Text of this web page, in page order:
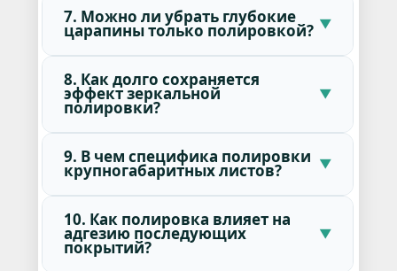
7. Можно ли убрать глубокие
царапины только полировкой?
8. Как долго сохраняется
эффект зеркальной
полировки?
9. В чем специфика полировки
крупногабаритных листов?
10. Как полировка влияет на
адгезию последующих
покрытий?